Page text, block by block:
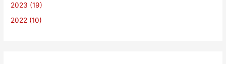
2023 (19)
2022 (10)